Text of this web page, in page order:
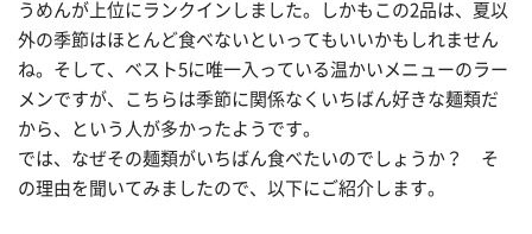
うめんが上位にランクインしました。しかもこの2品は、夏以
外の季節はほとんど食べないといってもいいかもしれません
ね。そして、ベスト5に唯一入っている温かいメニューのラー
メンですが、こちらは季節に関係なくいちばん好きな麺類だ
から、という人が多かったようです。
では、なぜその麺類がいちばん食べたいのでしょうか？ そ
の理由を聞いてみましたので、以下にご紹介します。